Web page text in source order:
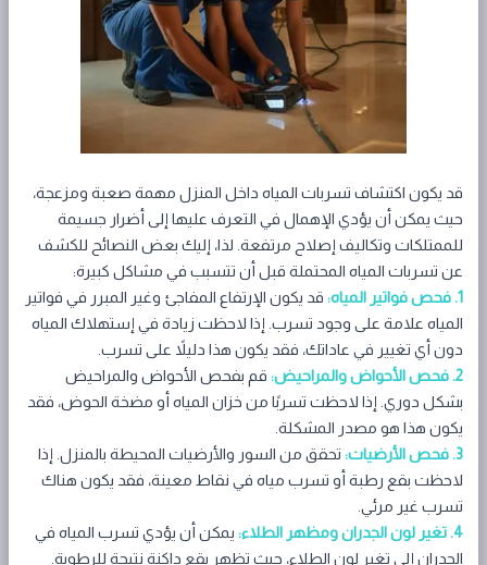
قد يكون اكتشاف تسربات المياه داخل المنزل مهمة صعبة ومزعجة،
حيث يمكن أن يؤدي الإهمال في التعرف عليها إلى أضرار جسيمة
للممتلكات وتكاليف إصلاح مرتفعة. لذا، إليك بعض النصائح للكشف
عن تسربات المياه المحتملة قبل أن تتسبب في مشاكل كبيرة:
1. فحص فواتير المياه:
قد يكون الإرتفاع المفاجئ وغير المبرر في فواتير
المياه علامة على وجود تسرب. إذا لاحظت زيادة في إستهلاك المياه
دون أي تغيير في عاداتك، فقد يكون هذا دليلاً على تسرب.
2. فحص الأحواض والمراحيض:
قم بفحص الأحواض والمراحيض
بشكل دوري. إذا لاحظت تسربًا من خزان المياه أو مضخة الحوض، فقد
يكون هذا هو مصدر المشكلة.
3. فحص الأرضيات:
تحقق من السور والأرضيات المحيطة بالمنزل. إذا
لاحظت بقع رطبة أو تسرب مياه في نقاط معينة، فقد يكون هناك
تسرب غير مرئي.
4. تغير لون الجدران ومظهر الطلاء:
يمكن أن يؤدي تسرب المياه في
الجدران إلى تغير لون الطلاء، حيث تظهر بقع داكنة نتيجة للرطوبة.